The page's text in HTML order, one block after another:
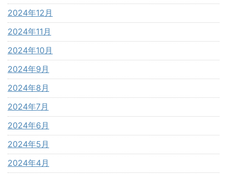
2024年12月
2024年11月
2024年10月
2024年9月
2024年8月
2024年7月
2024年6月
2024年5月
2024年4月